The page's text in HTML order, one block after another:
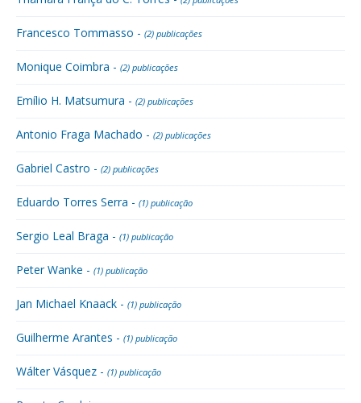
Francesco Tommasso - (2) publicações
Monique Coimbra - (2) publicações
Emílio H. Matsumura - (2) publicações
Antonio Fraga Machado - (2) publicações
Gabriel Castro - (2) publicações
Eduardo Torres Serra - (1) publicação
Sergio Leal Braga - (1) publicação
Peter Wanke - (1) publicação
Jan Michael Knaack - (1) publicação
Guilherme Arantes - (1) publicação
Wálter Vásquez - (1) publicação